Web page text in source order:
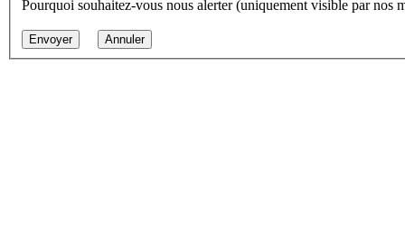
Pourquoi souhaitez-vous nous alerter (uniquement visible par nos